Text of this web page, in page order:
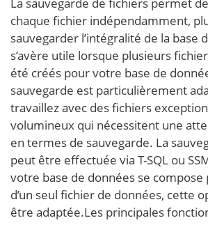
La sauvegarde de fichiers permet
chaque fichier indépendamment,
sauvegarder l’intégralité de la base
s’avère utile lorsque plusieurs
été créés pour votre base de
sauvegarde est particulièrement
travaillez avec des fichiers
volumineux qui nécessitent une
en termes de sauvegarde. La
peut être effectuée via T-SQL ou
votre base de données se
d’un seul fichier de données, cette
être adaptée.Les principales